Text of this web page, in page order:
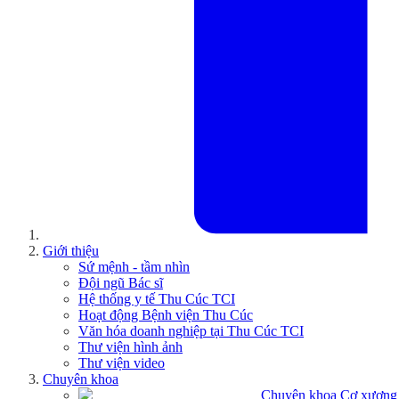
Giới thiệu
Sứ mệnh - tầm nhìn
Đội ngũ Bác sĩ
Hệ thống y tế Thu Cúc TCI
Hoạt động Bệnh viện Thu Cúc
Văn hóa doanh nghiệp tại Thu Cúc TCI
Thư viện hình ảnh
Thư viện video
Chuyên khoa
Chuyên khoa Cơ